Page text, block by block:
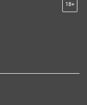
18+